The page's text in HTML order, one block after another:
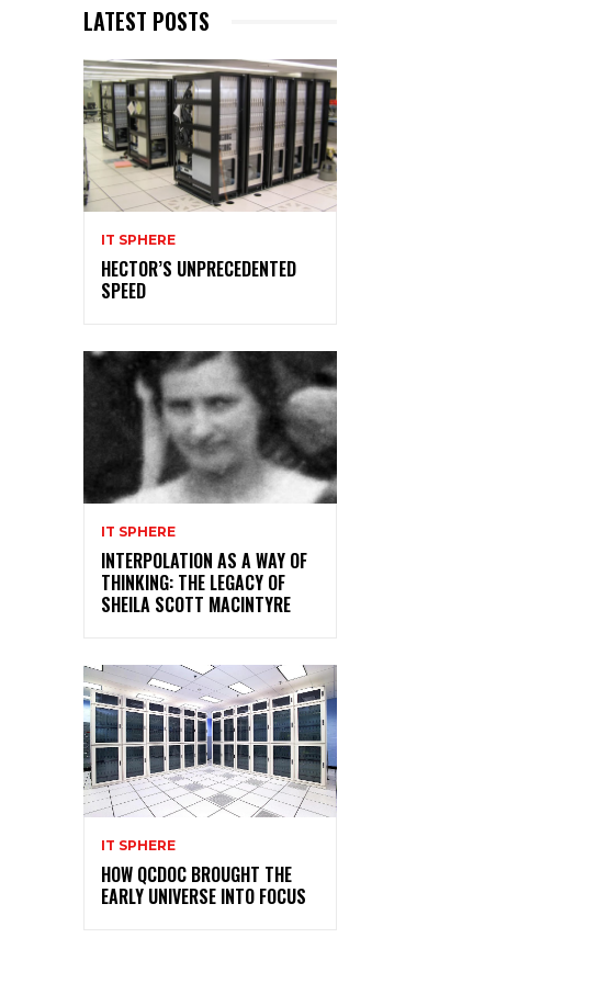
LATEST POSTS
IT SPHERE
HECTOR’S UNPRECEDENTED
SPEED
IT SPHERE
INTERPOLATION AS A WAY OF
THINKING: THE LEGACY OF
SHEILA SCOTT MACINTYRE
IT SPHERE
HOW QCDOC BROUGHT THE
EARLY UNIVERSE INTO FOCUS